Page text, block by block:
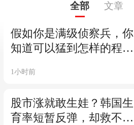
全部 文章
假如你是满级侦察兵，你
知道可以猛到怎样的程度
1小时前
股市涨就敢生娃？韩国生
育率短暂反弹，却救不了